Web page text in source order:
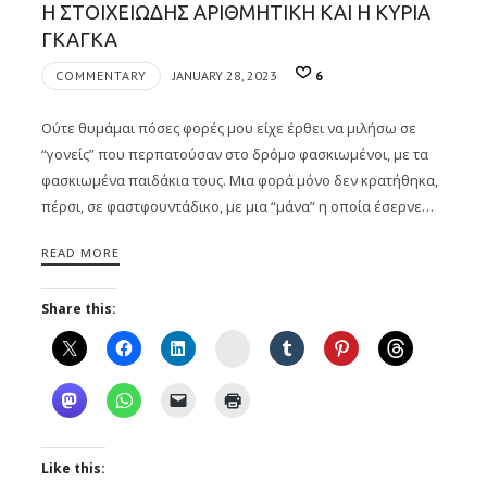
Η ΣΤΟΙΧΕΙΩΔΗΣ ΑΡΙΘΜΗΤΙΚΗ ΚΑΙ Η ΚΥΡΙΑ
ΓΚΑΓΚΑ
COMMENTARY JANUARY 28, 2023 6
Ούτε θυμάμαι πόσες φορές μου είχε έρθει να μιλήσω σε
“γονείς” που περπατούσαν στο δρόμο φασκιωμένοι, με τα
φασκιωμένα παιδάκια τους. Μια φορά μόνο δεν κρατήθηκα,
πέρσι, σε φαστφουντάδικο, με μια “μάνα” η οποία έσερνε…
READ MORE
Share this:
Instagram
Like this: